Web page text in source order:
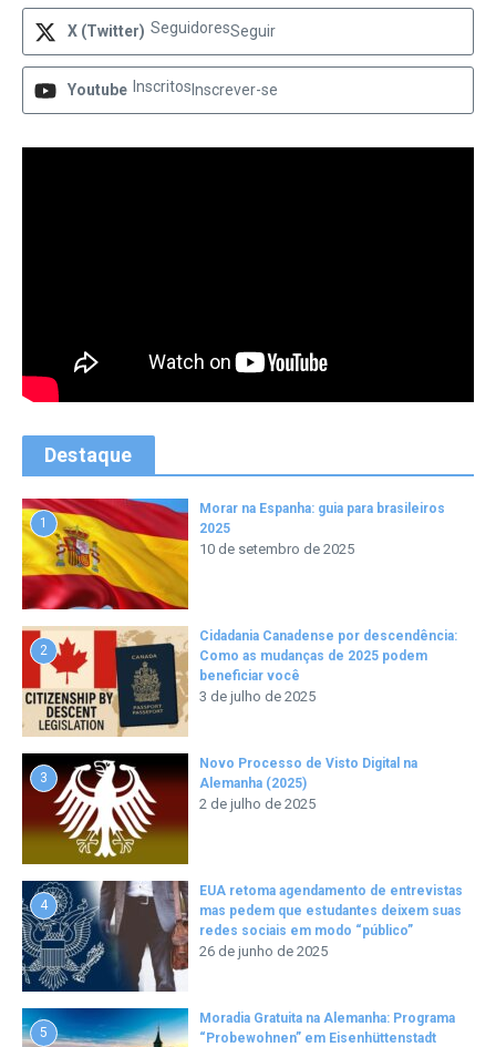
X (Twitter) SeguidoresSeguir
Youtube Inscritos Inscrever-se
Destaque
1
Morar na Espanha: guia para brasileiros
2025
10 de setembro de 2025
2
Cidadania Canadense por descendência:
Como as mudanças de 2025 podem
beneficiar você
3 de julho de 2025
3
Novo Processo de Visto Digital na
Alemanha (2025)
2 de julho de 2025
4
EUA retoma agendamento de entrevistas
mas pedem que estudantes deixem suas
redes sociais em modo “público”
26 de junho de 2025
5
Moradia Gratuita na Alemanha: Programa
“Probewohnen” em Eisenhüttenstadt